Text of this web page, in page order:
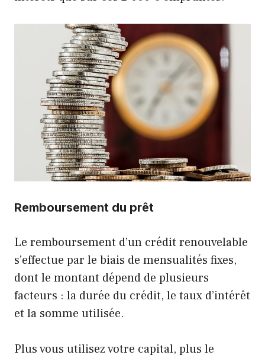
Remboursement du prêt
Le remboursement d’un crédit renouvelable
s’effectue par le biais de mensualités fixes,
dont le montant dépend de plusieurs
facteurs : la durée du crédit, le taux d’intérêt
et la somme utilisée.
Plus vous utilisez votre capital, plus le